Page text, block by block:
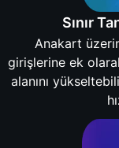
Sınır
Anakart
girişlerine ek
alanını